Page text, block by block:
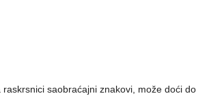
saobraćajni znakovi, može doći do